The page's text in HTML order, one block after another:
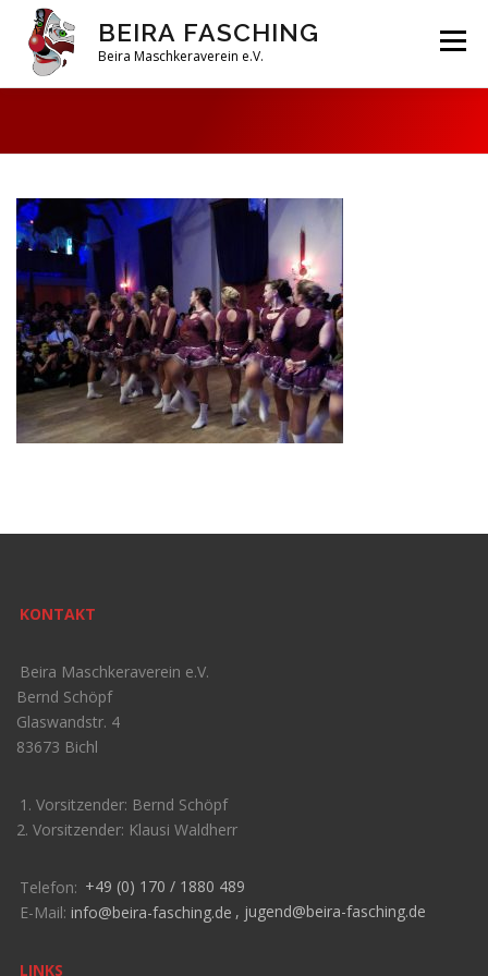
Inhalt
springen
BEIRA FASCHING
Beira Maschkeraverein e.V.
Menü
VEREIN ARCHIV
KONTAKT
Beira Maschkeraverein e.V.
Bernd Schöpf
Glaswandstr. 4
83673 Bichl
1. Vorsitzender: Bernd Schöpf
2. Vorsitzender: Klausi Waldherr
Telefon: +49 (0) 170 / 1880 489
E-Mail: info@beira-fasching.de , jugend@beira-fasching.de
LINKS